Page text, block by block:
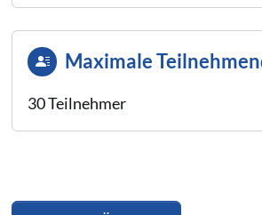
Maximale
30 Teilnehmer